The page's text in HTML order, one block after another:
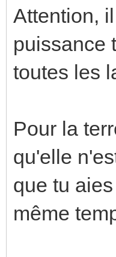
Attention,
puissance
toutes les
Pour la
qu'elle
que tu
même